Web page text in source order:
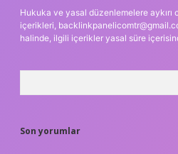
Hukuka ve yasal düzenlemelere aykırı
içerikleri,
halinde, ilgili içerikler yasal süre
Son yorumlar